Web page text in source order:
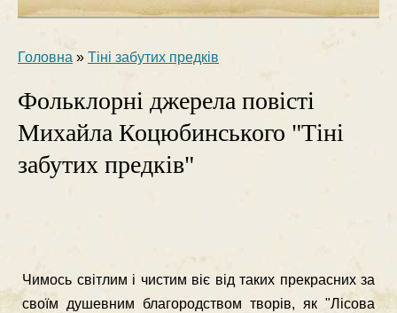
Головна » Тіні забутих предків
Фольклорні джерела повісті
Михайла Коцюбинського "Тіні
забутих предків"
Чимось світлим і чистим віє від таких прекрасних за
своїм душевним благородством творів, як "Лісова